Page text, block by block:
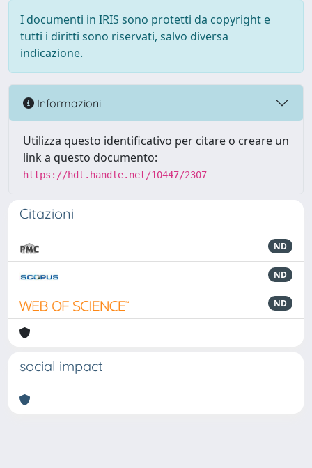
I documenti in IRIS sono protetti da copyright e
tutti i diritti sono riservati, salvo diversa
indicazione.
Informazioni
Utilizza questo identificativo per citare o creare un
link a questo documento:
https://hdl.handle.net/10447/2307
Citazioni
ND
ND
ND
social impact